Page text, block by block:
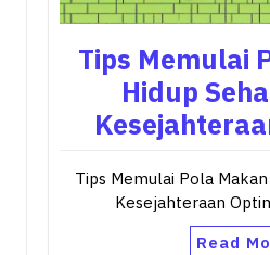
Tips Memulai
Hidup
Tips Memulai Pola
Kesejahteraan
Read